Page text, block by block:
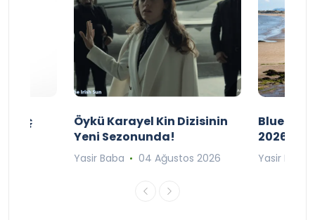
Maç
Öykü Karayel Kin Dizisinin
Yeni Sezonunda!
Yasir Baba 04 Ağustos 2026
Blue
2026
Yasir Baba